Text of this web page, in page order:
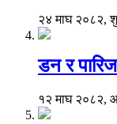
२४ माघ २०८२,
डन र
१२ माघ २०८२,